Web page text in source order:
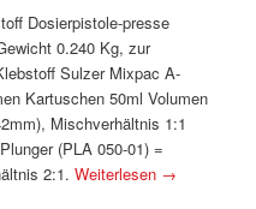
Dosierpistole-presse
0.240 Kg, zur
Sulzer Mixpac A-
Kartuschen 50ml Volumen
Mischverhältnis 1:1
(PLA 050-01) =
2:1.Weiterlesen →